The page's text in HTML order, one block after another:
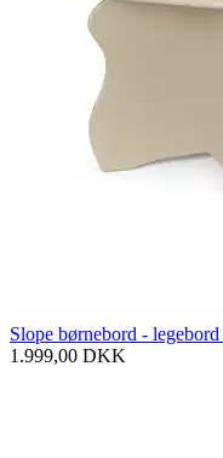
Slope børnebord -
1.999,00 DKK